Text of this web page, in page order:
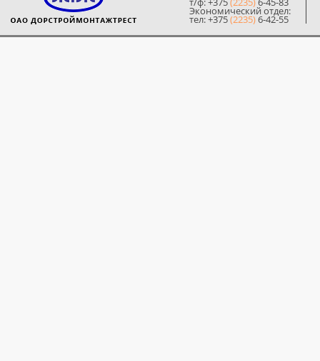
Экономический отдел:
тел: +375(2235)6-42-55